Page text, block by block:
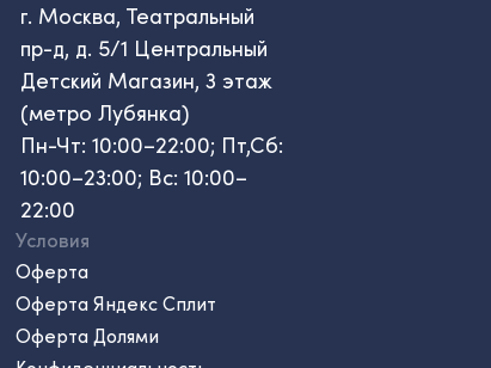
г. Москва, Театральный
пр-д, д. 5/1 Центральный
Детский Магазин, 3 этаж
(метро Лубянка)
Пн-Чт: 10:00–22:00; Пт,Сб:
10:00–23:00; Вс: 10:00–
22:00
Условия
Оферта
Оферта Яндекс Сплит
Оферта Долями